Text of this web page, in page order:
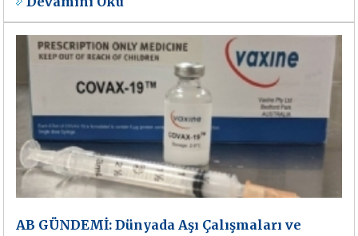
AB GÜNDEMİ: Dünyada Aşı Çalışmaları ve